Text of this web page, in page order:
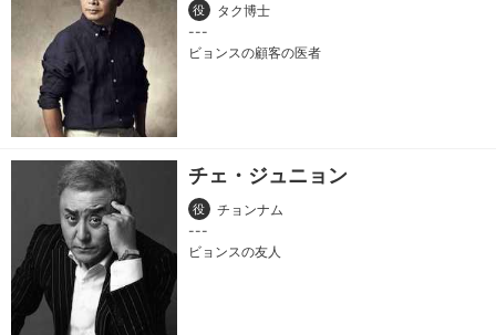
役 タク博士
ビョンスの顧客の医者
チェ・ジュニョン
役 チョンナム
ビョンスの友人